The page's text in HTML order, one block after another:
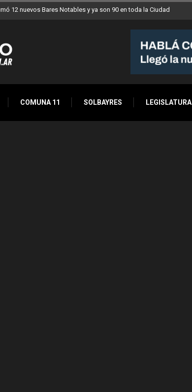
12 nuevos Bares Notables y ya son 90 en toda la Ciudad
COMUNA 11 SOLBAYRES LEGISLATURA